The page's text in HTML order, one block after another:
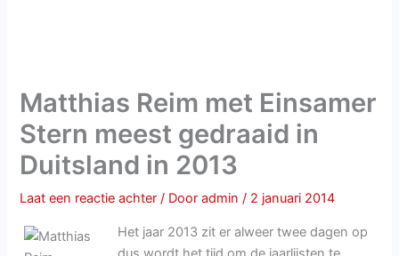
Matthias Reim met Einsamer
Stern meest gedraaid in
Duitsland in 2013
Laat een reactie achter / Dooradmin/ 2 januari 2014
Het jaar 2013 zit er alweer twee dagen op